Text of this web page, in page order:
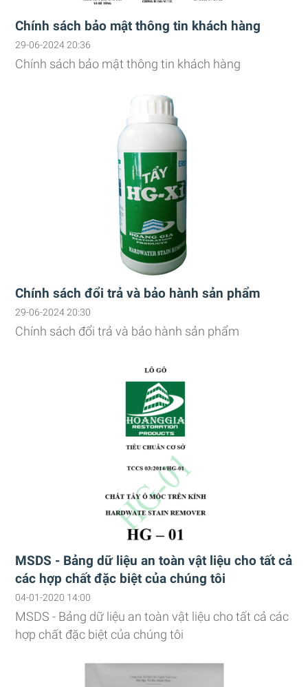
Chính sách bảo mật thông tin khách hàng
29-06-2024 20:36
Chính sách bảo mật thông tin khách hàng
Chính sách đổi trả và bảo hành sản phẩm
29-06-2024 20:30
Chính sách đổi trả và bảo hành sản phẩm
MSDS - Bảng dữ liệu an toàn vật liệu cho tất cả
các hợp chất đặc biệt của chúng tôi
04-01-2020 14:00
MSDS - Bảng dữ liệu an toàn vật liệu cho tất cả các
hợp chất đặc biệt của chúng tôi